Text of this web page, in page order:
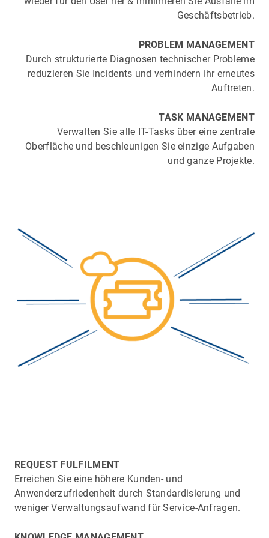
Geschäftsbetrieb.
PROBLEM MANAGEMENT
Durch strukturierte Diagnosen technischer Probleme
reduzieren Sie Incidents und verhindern ihr erneutes
Auftreten.
TASK MANAGEMENT
Verwalten Sie alle IT-Tasks über eine zentrale
Oberfläche und beschleunigen Sie einzige Aufgaben
und ganze Projekte.
REQUEST FULFILMENT
Erreichen Sie eine höhere Kunden- und
Anwenderzufriedenheit durch Standardisierung und
weniger Verwaltungsaufwand für Service-Anfragen.